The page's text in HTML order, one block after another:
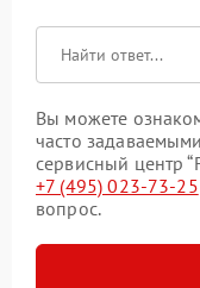
Вы можете
часто
сервисный центр
+7 (495) 023-73-25
вопрос.